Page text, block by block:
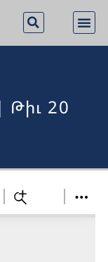
Թիւ 20